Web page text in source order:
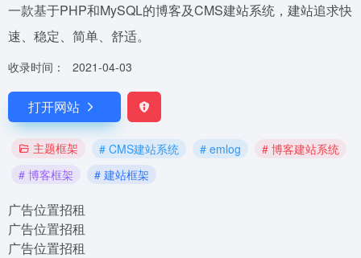
一款基于PHP和MySQL的博客及CMS建站系统，建站追求快
速、稳定、简单、舒适。
收录时间： 2021-04-03
打开网站
主题框架 # CMS建站系统 # emlog
# 博客建站系统
# 博客框架
# 建站框架
广告位置招租
广告位置招租
广告位置招租